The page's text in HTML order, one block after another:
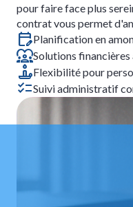
pour faire face plus
contrat vous permet
Planification en
Solutions
Flexibilité pour
Suivi administratif